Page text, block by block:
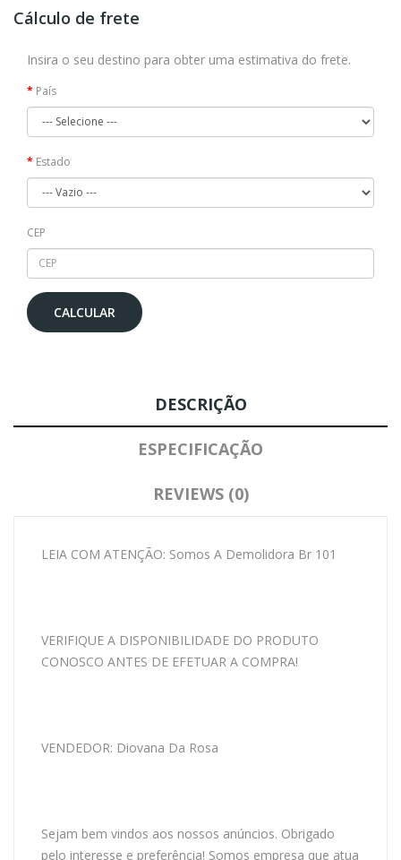
Cálculo de frete
Insira o seu destino para obter uma estimativa do frete.
País
Estado
CEP
CALCULAR
DESCRIÇÃO
ESPECIFICAÇÃO
REVIEWS (0)
LEIA COM ATENÇÃO: Somos A Demolidora Br 101
VERIFIQUE A DISPONIBILIDADE DO PRODUTO
CONOSCO ANTES DE EFETUAR A COMPRA!
VENDEDOR: Diovana Da Rosa
Sejam bem vindos aos nossos anúncios. Obrigado
pelo interesse e preferência! Somos empresa que atua